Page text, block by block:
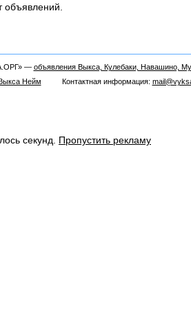
— объявления Выкса, Кулебаки, Навашино,
Нейм Контактная информация:
секунд. Пропустить рекламу